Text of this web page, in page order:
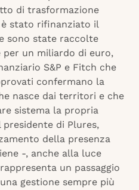
di trasformazione
stato rifinanziato il
sono state raccolte
per un miliardo di euro,
S&P e Fitch che
confermano la
nasce dai territori e che
sistema la propria
di Plures,
della presenza
-, anche alla luce
un passaggio
gestione sempre più